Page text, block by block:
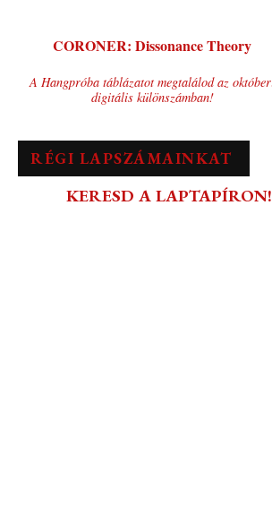
CORONER: Dissonance Theory
A Hangpróba táblázatot megtalálod az
digitális különszámban!
RÉGI LAPSZÁMAINKAT
KERESD A